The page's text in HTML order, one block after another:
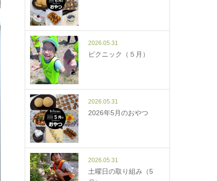
2026.05.31
ピクニック（５月）
2026.05.31
2026年5月のおやつ
2026.05.31
土曜日の取り組み（5